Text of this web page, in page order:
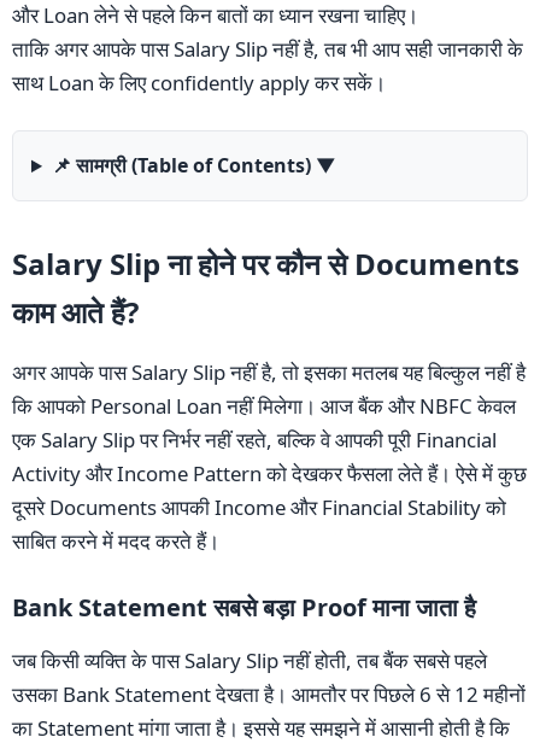
और Loan लेने से पहले किन बातों का ध्यान रखना चाहिए।
ताकि अगर आपके पास Salary Slip नहीं है, तब भी आप सही जानकारी के
साथ Loan के लिए confidently apply कर सकें।
📌 सामग्री (Table of Contents) ▼
Salary Slip ना होने पर कौन से Documents
काम आते हैं?
अगर आपके पास Salary Slip नहीं है, तो इसका मतलब यह बिल्कुल नहीं है
कि आपको Personal Loan नहीं मिलेगा। आज बैंक और NBFC केवल
एक Salary Slip पर निर्भर नहीं रहते, बल्कि वे आपकी पूरी Financial
Activity और Income Pattern को देखकर फैसला लेते हैं। ऐसे में कुछ
दूसरे Documents आपकी Income और Financial Stability को
साबित करने में मदद करते हैं।
Bank Statement सबसे बड़ा Proof माना जाता है
जब किसी व्यक्ति के पास Salary Slip नहीं होती, तब बैंक सबसे पहले
उसका Bank Statement देखता है। आमतौर पर पिछले 6 से 12 महीनों
का Statement मांगा जाता है। इससे यह समझने में आसानी होती है कि